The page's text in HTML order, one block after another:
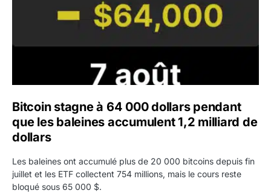
Bitcoin stagne à 64 000 dollars pendant
que les baleines accumulent 1,2 milliard de
dollars
Les baleines ont accumulé plus de 20 000 bitcoins depuis fin
juillet et les ETF collectent 754 millions, mais le cours reste
bloqué sous 65 000 $.